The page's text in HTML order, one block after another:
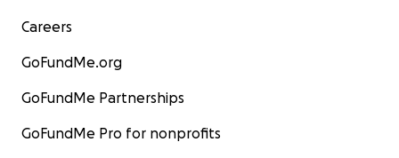
Careers
GoFundMe.org
GoFundMe Partnerships
GoFundMe Pro for nonprofits